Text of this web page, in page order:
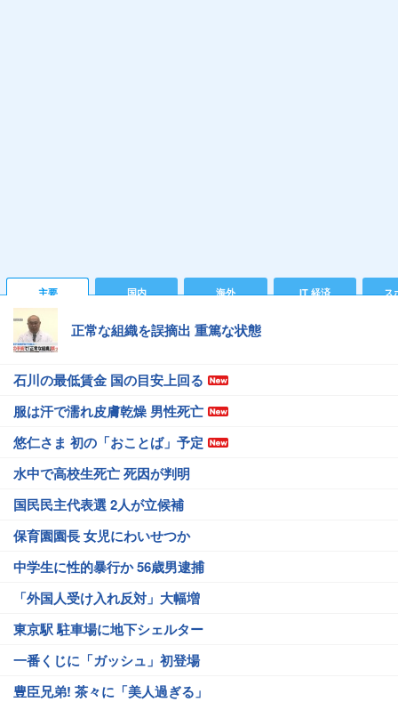
主要 国内 海外 IT 経済 ス
正常な組織を誤摘出 重篤な状態
石川の最低賃金 国の目安上回る
服は汗で濡れ皮膚乾燥 男性死亡
悠仁さま 初の「おことば」予定
水中で高校生死亡 死因が判明
国民民主代表選 2人が立候補
保育園園長 女児にわいせつか
中学生に性的暴行か 56歳男逮捕
「外国人受け入れ反対」大幅増
東京駅 駐車場に地下シェルター
一番くじに「ガッシュ」初登場
豊臣兄弟! 茶々に「美人過ぎる」